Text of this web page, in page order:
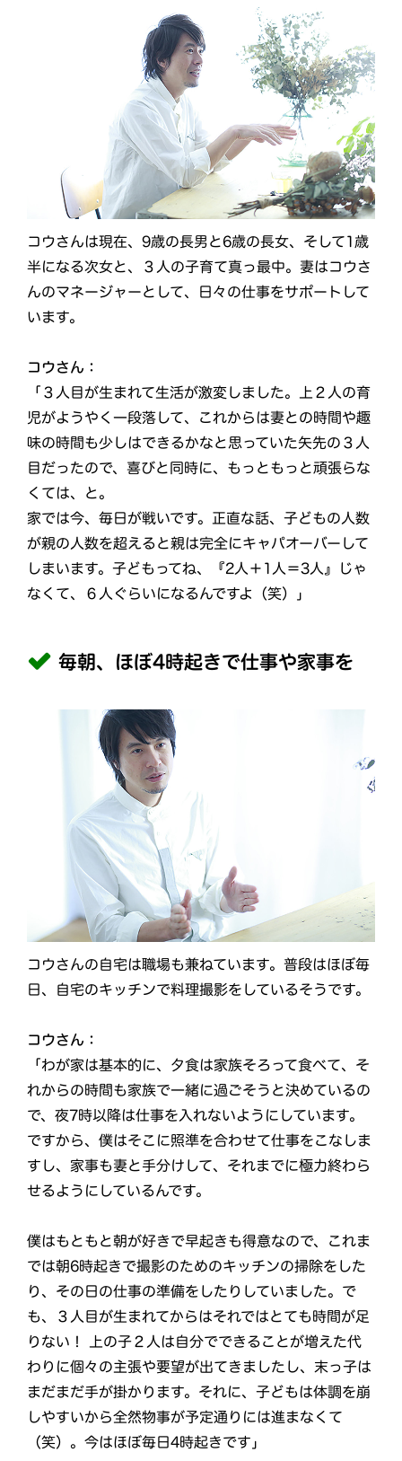
コウさんは現在、9歳の長男と6歳の長女、そして1歳
半になる次女と、３人の子育て真っ最中。妻はコウさ
んのマネージャーとして、日々の仕事をサポートして
います。
コウさん：
「３人目が生まれて生活が激変しました。上２人の育
児がようやく一段落して、これからは妻との時間や趣
味の時間も少しはできるかなと思っていた矢先の３人
目だったので、喜びと同時に、もっともっと頑張らな
くては、と。
家では今、毎日が戦いです。正直な話、子どもの人数
が親の人数を超えると親は完全にキャパオーバーして
しまいます。子どもってね、『2人＋1人＝3人』じゃ
なくて、６人ぐらいになるんですよ（笑）」
毎朝、ほぼ4時起きで仕事や家事を
コウさんの自宅は職場も兼ねています。普段はほぼ毎
日、自宅のキッチンで料理撮影をしているそうです。
コウさん：
「わが家は基本的に、夕食は家族そろって食べて、そ
れからの時間も家族で一緒に過ごそうと決めているの
で、夜7時以降は仕事を入れないようにしています。
ですから、僕はそこに照準を合わせて仕事をこなしま
すし、家事も妻と手分けして、それまでに極力終わら
せるようにしているんです。
僕はもともと朝が好きで早起きも得意なので、これま
では朝6時起きで撮影のためのキッチンの掃除をした
り、その日の仕事の準備をしたりしていました。で
も、３人目が生まれてからはそれではとても時間が足
りない！ 上の子２人は自分でできることが増えた代
わりに個々の主張や要望が出てきましたし、末っ子は
まだまだ手が掛かります。それに、子どもは体調を崩
しやすいから全然物事が予定通りには進まなくて
（笑）。今はほぼ毎日4時起きです」